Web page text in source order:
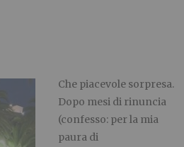
Che piacevole sorpresa.
Dopo mesi di rinuncia
(confesso: per la mia
paura di